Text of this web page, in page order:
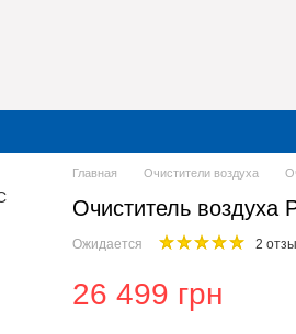
Главная Очистители воздуха
Очиститель воздуха
Ожидается 2
26 499 грн